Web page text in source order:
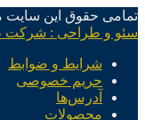
تمامی حقوق این
سئو و طراحی : شرکت
شرایط و ضوابط
حریم خصوصی
آدرس‌ها
محصولات